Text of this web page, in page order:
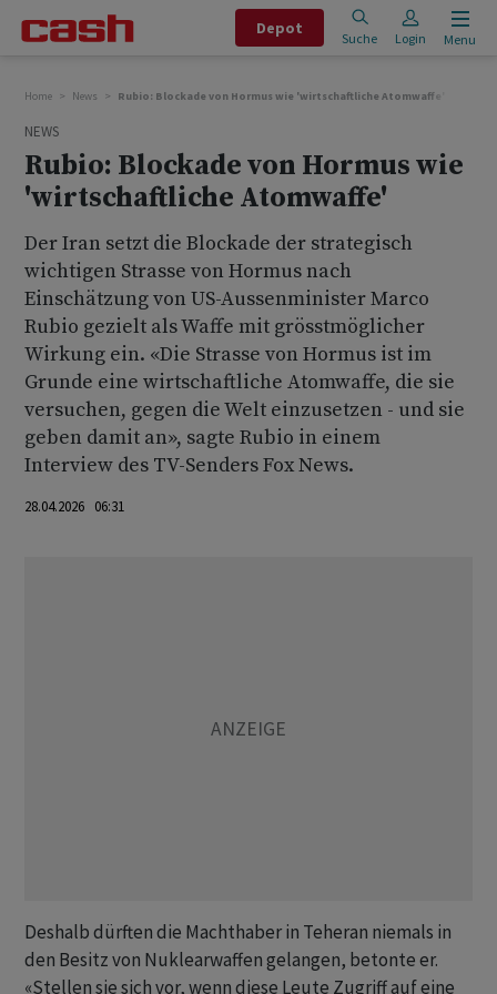
Depot
Suche Login Menu
Home News Rubio: Blockade von Hormus wie 'wirtschaftliche Atomwaffe'
NEWS
Rubio: Blockade von Hormus wie
'wirtschaftliche Atomwaffe'
Der Iran setzt die Blockade der strategisch
wichtigen Strasse von Hormus nach
Einschätzung von US-Aussenminister Marco
Rubio gezielt als Waffe mit grösstmöglicher
Wirkung ein. «Die Strasse von Hormus ist im
Grunde eine wirtschaftliche Atomwaffe, die sie
versuchen, gegen die Welt einzusetzen - und sie
geben damit an», sagte Rubio in einem
Interview des TV-Senders Fox News.
28.04.2026 06:31
Deshalb dürften die Machthaber in Teheran niemals in
den Besitz von Nuklearwaffen gelangen, betonte er.
«Stellen sie sich vor, wenn diese Leute Zugriff auf eine